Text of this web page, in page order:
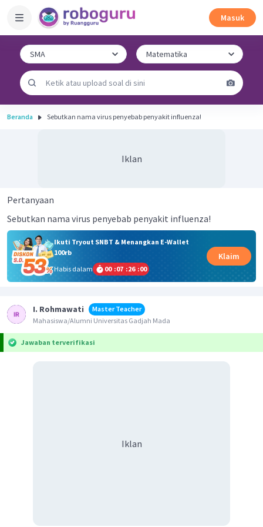
Masuk
Beranda Sebutkan nama virus penyebab penyakit influenza!
Iklan
Pertanyaan
Sebutkan nama virus penyebab penyakit influenza!
Ikuti Tryout SNBT & Menangkan E-Wallet
100rb
Habis dalam
00 :07 :26 :00
Klaim
I. Rohmawati
Master Teacher
Mahasiswa/Alumni Universitas Gadjah Mada
Jawaban terverifikasi
Iklan